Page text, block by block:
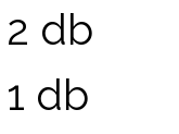
2 db
1 db